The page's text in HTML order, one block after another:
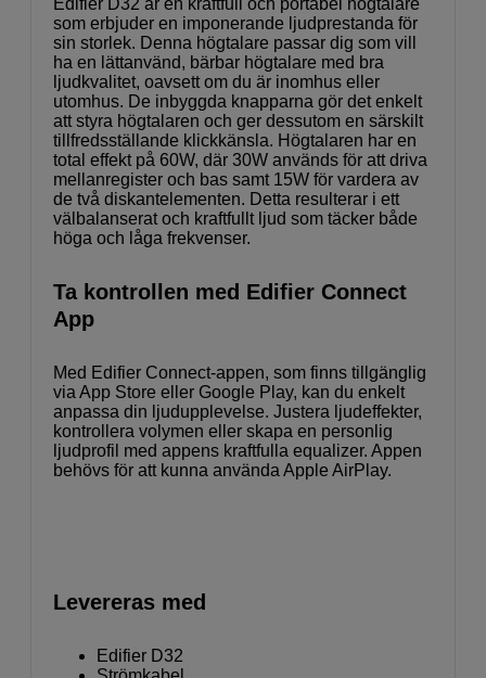
Edifier D32 är en kraftfull och portabel högtalare
som erbjuder en imponerande ljudprestanda för
sin storlek. Denna högtalare passar dig som vill
ha en lättanvänd, bärbar högtalare med bra
ljudkvalitet, oavsett om du är inomhus eller
utomhus. De inbyggda knapparna gör det enkelt
att styra högtalaren och ger dessutom en särskilt
tillfredsställande klickkänsla. Högtalaren har en
total effekt på 60W, där 30W används för att driva
mellanregister och bas samt 15W för vardera av
de två diskantelementen. Detta resulterar i ett
välbalanserat och kraftfullt ljud som täcker både
höga och låga frekvenser.
Ta kontrollen med Edifier Connect
App
Med Edifier Connect-appen, som finns tillgänglig
via App Store eller Google Play, kan du enkelt
anpassa din ljudupplevelse. Justera ljudeffekter,
kontrollera volymen eller skapa en personlig
ljudprofil med appens kraftfulla equalizer. Appen
behövs för att kunna använda Apple AirPlay.
Levereras med
Edifier D32